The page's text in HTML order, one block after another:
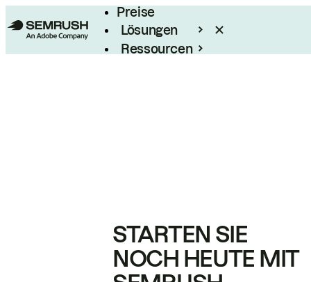
Preise
Lösungen
Ressourcen
STARTEN SIE
NOCH HEUTE MIT